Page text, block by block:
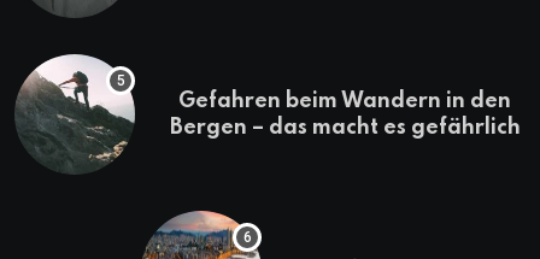
Gefahren beim Wandern in den
Bergen – das macht es gefährlich